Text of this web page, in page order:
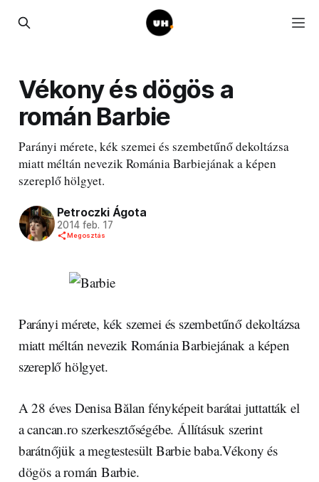
Vékony és dögös a
román Barbie
Parányi mérete, kék szemei és szembetűnő dekoltázsa
miatt méltán nevezik Románia Barbiejának a képen
szereplő hölgyet.
Petroczki Ágota
2014 feb. 17
Megosztás
Parányi mérete, kék szemei és szembetűnő dekoltázsa
miatt méltán nevezik Románia Barbiejának a képen
szereplő hölgyet.
A 28 éves Denisa Bălan fényképeit barátai juttatták el
a cancan.ro szerkesztőségébe. Állításuk szerint
barátnőjük a megtestesült Barbie baba.Vékony és
dögös a román Barbie.